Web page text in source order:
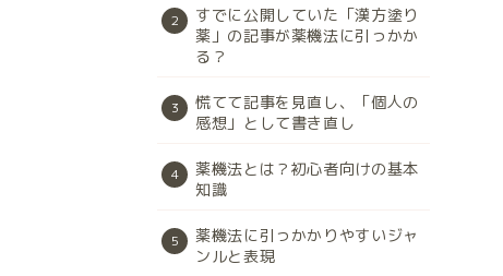
すでに公開していた「漢方塗り
薬」の記事が薬機法に引っかか
る？
慌てて記事を見直し、「個人の
感想」として書き直し
薬機法とは？初心者向けの基本
知識
薬機法に引っかかりやすいジャ
ンルと表現